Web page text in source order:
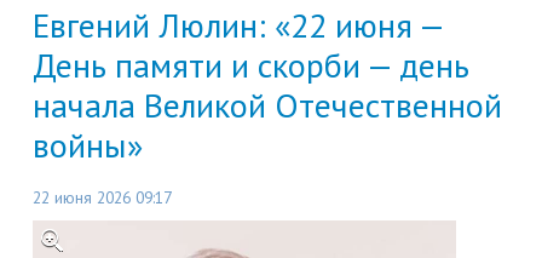
Евгений Люлин: «22 июня —
День памяти и скорби — день
начала Великой Отечественной
войны»
22 июня 2026 09:17